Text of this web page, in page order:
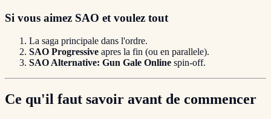
Si vous aimez SAO et voulez tout
La saga principale dans l'ordre.
SAO Progressive apres la fin (ou en parallele).
SAO Alternative: Gun Gale Online spin-off.
Ce qu'il faut savoir avant de commencer